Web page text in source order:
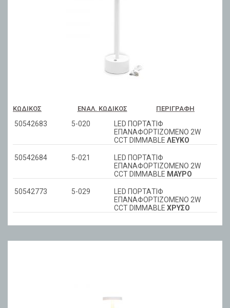
ΚΩΔΙΚΌΣ ΕΝΑΛ. ΚΩΔΙΚΌΣ ΠΕΡΙΓΡΑΦΉ
50542683 5-020
LED ΠΟΡΤΑΤΙΦ
ΕΠΑΝΑΦΟΡΤΙΖΟΜΕΝΟ 2W
CCT DIMMABLE ΛΕΥΚΟ
50542684 5-021
LED ΠΟΡΤΑΤΙΦ
ΕΠΑΝΑΦΟΡΤΙΖΟΜΕΝΟ 2W
CCT DIMMABLE ΜΑΥΡΟ
50542773 5-029
LED ΠΟΡΤΑΤΙΦ
ΕΠΑΝΑΦΟΡΤΙΖΟΜΕΝΟ 2W
CCT DIMMABLE ΧΡΥΣΟ